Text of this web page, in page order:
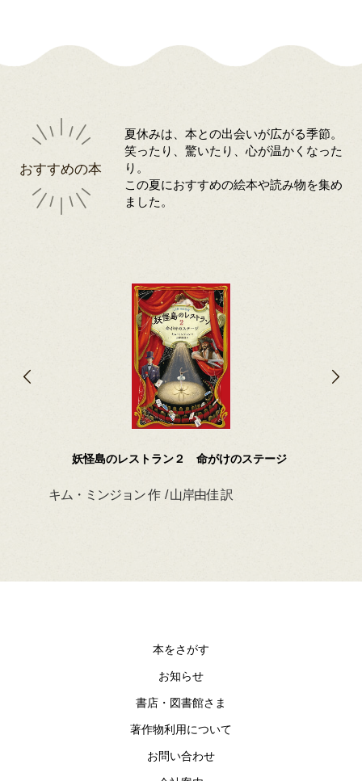
おすすめの本
夏休みは、本との出会いが広がる季節。
笑ったり、驚いたり、心が温かくなった
り。
この夏におすすめの絵本や読み物を集め
ました。
妖怪島のレストラン２ 命がけのステージ
キム・ミンジョン 作 / 山岸由佳 訳
本をさがす
お知らせ
書店・図書館さま
著作物利用について
お問い合わせ